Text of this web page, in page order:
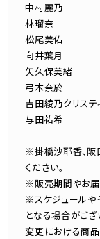
中村麗乃
林瑠奈
松尾美佑
向井葉月
矢久保美緒
弓木奈於
吉田綾乃クリステ
与田祐希
※掛橋沙耶香、阪
ください。
※販売期間やお届
※スケジュールや
となる場合がござ
変更における商